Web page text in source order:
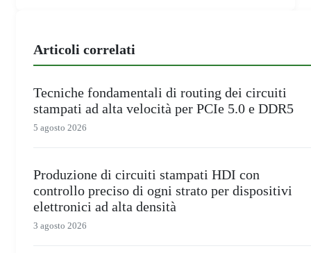
Articoli correlati
Tecniche fondamentali di routing dei circuiti
stampati ad alta velocità per PCIe 5.0 e DDR5
5 agosto 2026
Produzione di circuiti stampati HDI con
controllo preciso di ogni strato per dispositivi
elettronici ad alta densità
3 agosto 2026